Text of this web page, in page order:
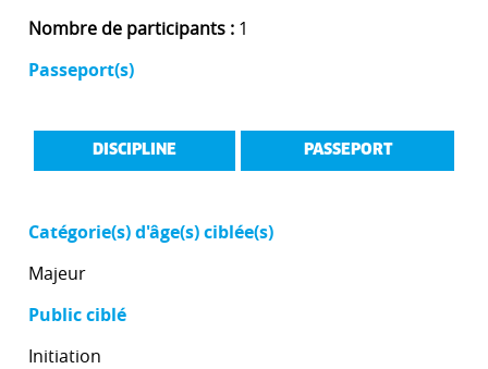
Nombre de participants : 1
Passeport(s)
DISCIPLINE PASSEPORT
Catégorie(s) d'âge(s) ciblée(s)
Majeur
Public ciblé
Initiation